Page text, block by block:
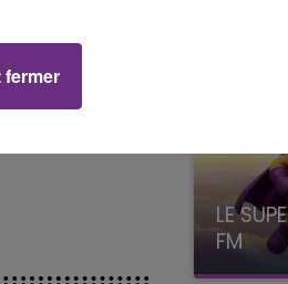
LE
FM
avec La
fermer